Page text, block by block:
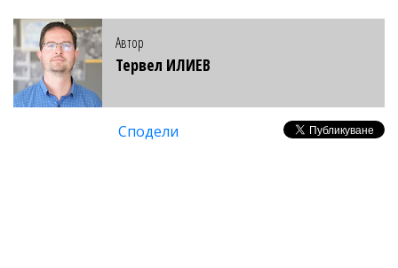
Автор
Тервел ИЛИЕВ
Сподели